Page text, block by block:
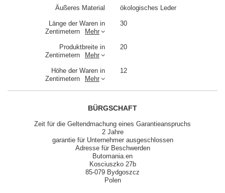
Äußeres Material ökologisches Leder
Länge der Waren in
Zentimetern
Mehr
30
Produktbreite in
Zentimetern
Mehr
20
Höhe der Waren in
Zentimetern
Mehr
12
BÜRGSCHAFT
Zeit für die Geltendmachung eines Garantieanspruchs
2 Jahre
garantie für Unternehmer ausgeschlossen
Adresse für Beschwerden
Butomania.en
Kosciuszko 27b
85-079 Bydgoszcz
Polen